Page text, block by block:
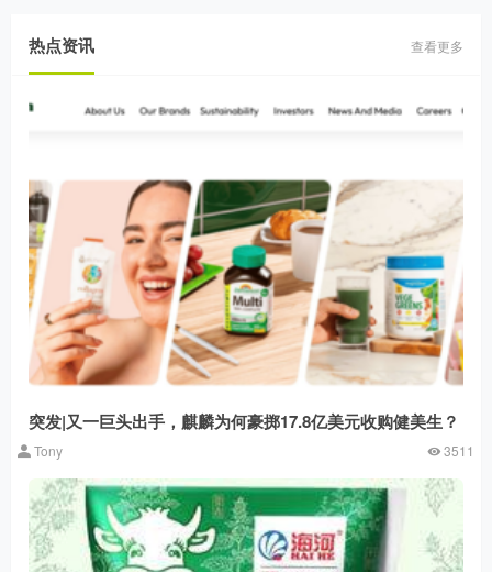
热点资讯 查看更多
突发|又一巨头出手，麒麟为何豪掷17.8亿美元收购健美生？
Tony 3511